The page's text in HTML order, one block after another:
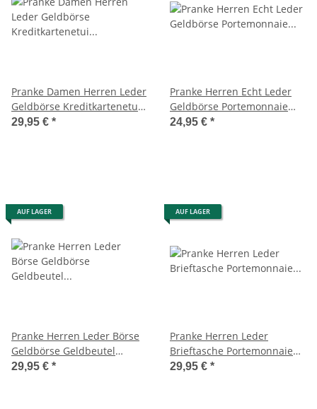
Pranke Damen Herren Leder
Geldbörse Kreditkartenetui
Karten-Visitenkarten-Etui
29,95 € *
Pranke Herren Echt Leder
Geldbörse Portemonnaie
Geldbeutel Brieftasche
24,95 € *
AUF LAGER
Pranke Herren Leder Börse
Geldbörse Geldbeutel
Brieftasche Portemonnaie
29,95 € *
AUF LAGER
Pranke Herren Leder
Brieftasche Portemonnaie
Geldbörse Geldbeutel Börse
29,95 € *